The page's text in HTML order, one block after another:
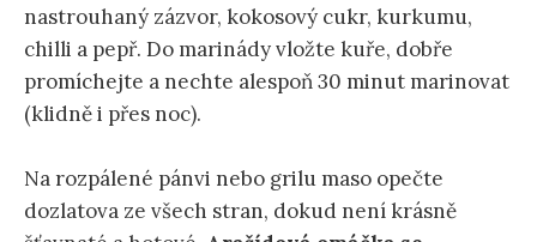
nastrouhaný zázvor, kokosový cukr, kurkumu,
chilli a pepř. Do marinády vložte kuře, dobře
promíchejte a nechte alespoň 30 minut marinovat
(klidně i přes noc).
Na rozpálené pánvi nebo grilu maso opečte
dozlatova ze všech stran, dokud není krásně